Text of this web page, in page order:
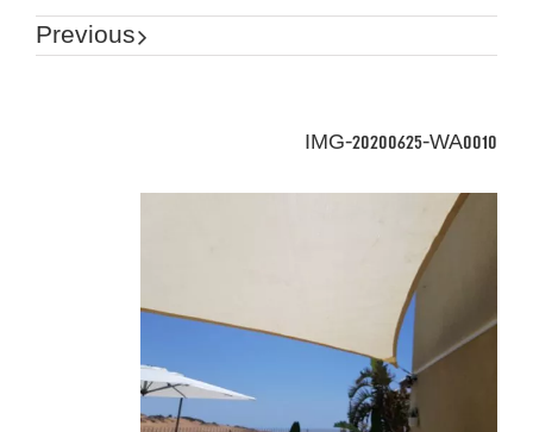
Previous
IMG-20200625-WA0010